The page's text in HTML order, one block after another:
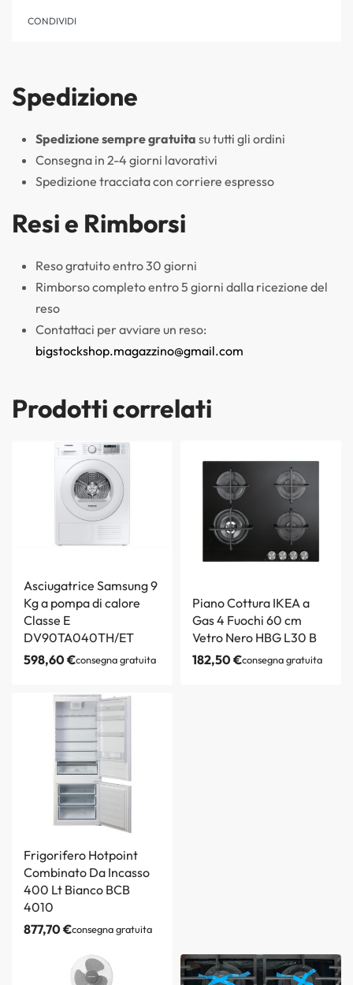
CONDIVIDI
Spedizione
Spedizione sempre gratuita su tutti gli ordini
Consegna in 2-4 giorni lavorativi
Spedizione tracciata con corriere espresso
Resi e Rimborsi
Reso gratuito entro 30 giorni
Rimborso completo entro 5 giorni dalla ricezione del
reso
Contattaci per avviare un reso:
bigstockshop.magazzino@gmail.com
Prodotti correlati
Asciugatrice Samsung 9
Kg a pompa di calore
Classe E
DV90TA040TH/ET
598,60€consegna gratuita
Piano Cottura IKEA a
Gas 4 Fuochi 60 cm
Vetro Nero HBG L30 B
182,50€consegna gratuita
Frigorifero Hotpoint
Combinato Da Incasso
400 Lt Bianco BCB
4010
877,70€consegna gratuita